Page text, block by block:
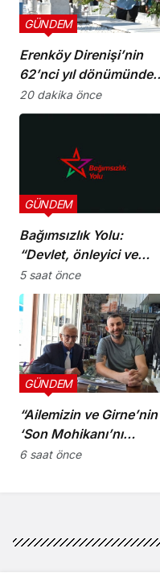
Erenköy Direnişi’nin
62’nci yıl dönümünde
şehitler törenle anıldı
GÜNDEM
20 dakika önce
Bağımsızlık Yolu:
“Devlet, önleyici ve
koruyucu
sorumluluklarını yerine
getirmeli”
GÜNDEM
5 saat önce
“Ailemizin ve Girne’nin
‘Son Mohikanı’nı
kaybettik”
GÜNDEM
6 saat önce